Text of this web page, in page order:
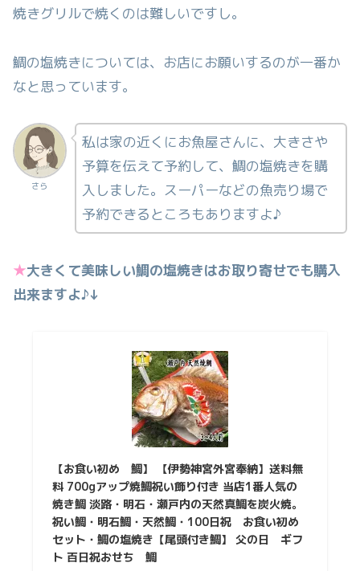
焼きグリルで焼くのは難しいですし。
鯛の塩焼きについては、お店にお願いするのが一番か
なと思っています。
さら
私は家の近くにお魚屋さんに、大きさや
予算を伝えて予約して、鯛の塩焼きを購
入しました。スーパーなどの魚売り場で
予約できるところもありますよ♪
★大きくて美味しい鯛の塩焼きはお取り寄せでも購入
出来ますよ♪↓
【お食い初め 鯛】 【伊勢神宮外宮奉納】送料無
料 700gアップ焼鯛祝い飾り付き 当店1番人気の
焼き鯛 淡路・明石・瀬戸内の天然真鯛を炭火焼。
祝い鯛・明石鯛・天然鯛・100日祝 お食い初め
セット・鯛の塩焼き【尾頭付き鯛】 父の日 ギフ
ト 百日祝おせち 鯛